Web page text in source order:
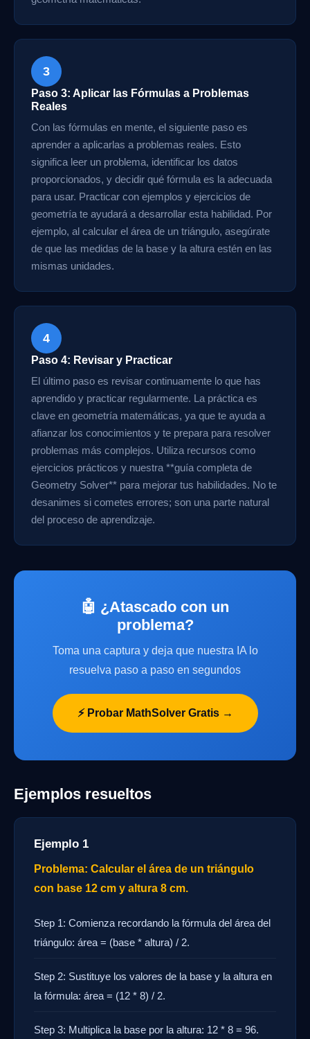
3
Paso 3: Aplicar las Fórmulas a Problemas
Reales
Con las fórmulas en mente, el siguiente paso es
aprender a aplicarlas a problemas reales. Esto
significa leer un problema, identificar los datos
proporcionados, y decidir qué fórmula es la adecuada
para usar. Practicar con ejemplos y ejercicios de
geometría te ayudará a desarrollar esta habilidad. Por
ejemplo, al calcular el área de un triángulo, asegúrate
de que las medidas de la base y la altura estén en las
mismas unidades.
4
Paso 4: Revisar y Practicar
El último paso es revisar continuamente lo que has
aprendido y practicar regularmente. La práctica es
clave en geometría matemáticas, ya que te ayuda a
afianzar los conocimientos y te prepara para resolver
problemas más complejos. Utiliza recursos como
ejercicios prácticos y nuestra **guía completa de
Geometry Solver** para mejorar tus habilidades. No te
desanimes si cometes errores; son una parte natural
del proceso de aprendizaje.
🤖 ¿Atascado con un
problema?
Toma una captura y deja que nuestra IA lo
resuelva paso a paso en segundos
⚡ Probar MathSolver Gratis →
Ejemplos resueltos
Ejemplo 1
Problema: Calcular el área de un triángulo
con base 12 cm y altura 8 cm.
Step 1: Comienza recordando la fórmula del área del
triángulo: área = (base * altura) / 2.
Step 2: Sustituye los valores de la base y la altura en
la fórmula: área = (12 * 8) / 2.
Step 3: Multiplica la base por la altura: 12 * 8 = 96.